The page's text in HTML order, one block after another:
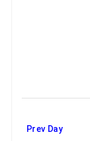
Prev Day